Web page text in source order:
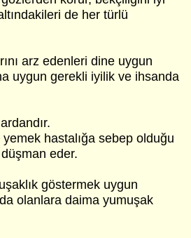
de her türlü
arz edenleri dine uygun
uygun gerekli iyilik ve ihsanda
hastalığa sebep olduğu
eder.
göstermek uygun
olanlara daima yumuşak